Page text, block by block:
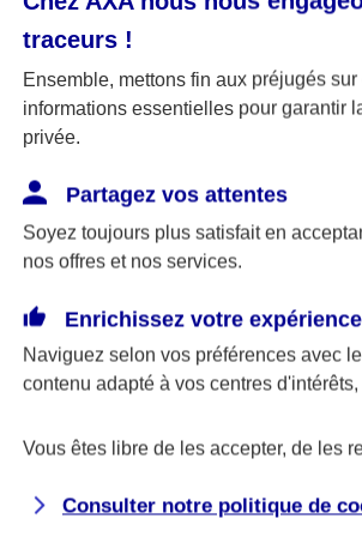
L'application Mon AXA
Assurance, tous vos
traceurs !
Ensemble, mettons fin aux préjugés
informations essentielles pour garantir
privée.
Partagez vos attentes
Soyez toujours plus satisfait en
nos offres et nos services.
Enrichissez votre expérience
Naviguez selon vos préférences avec
contenu adapté à vos centres
Vous êtes libre de les accepter, de les
Consulter notre politique de